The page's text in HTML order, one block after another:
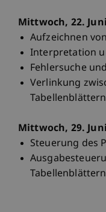
Mittwoch, 22.
Aufzeichnen
Interpretation
Fehlersuche
Verlinkung
Tabellenblättern
Mittwoch, 29.
Steuerung des
Tabellenblättern